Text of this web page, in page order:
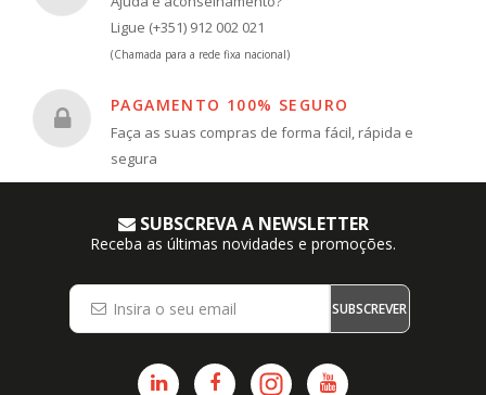
Ligue (+351) 912 002 021
(Chamada para a rede fixa nacional)
PAGAMENTO 100% SEGURO
Faça as suas compras de forma fácil, rápida e
segura
SUBSCREVA A NEWSLETTER
Receba as últimas novidades e promoções.
SUBSCREVER